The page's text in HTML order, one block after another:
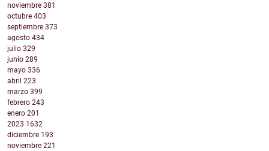
noviembre 381
octubre 403
septiembre 373
agosto 434
julio 329
junio 289
mayo 336
abril 223
marzo 399
febrero 243
enero 201
2023 1632
diciembre 193
noviembre 221